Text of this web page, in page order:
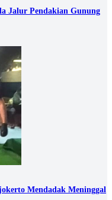
Jalur Pendakian Gunung
Mendadak Meninggal